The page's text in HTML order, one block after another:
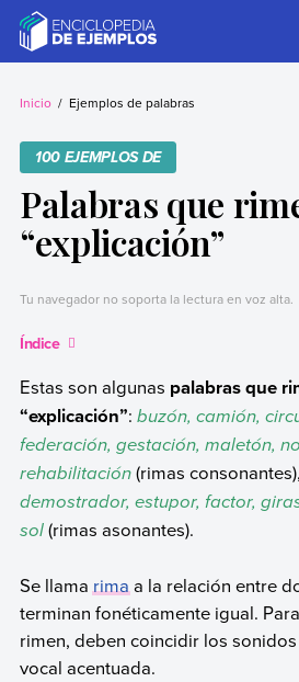
contentEjemplos
Necesitas ejemplos.
Inicio Ejemplos de palabras
100 EJEMPLOS DE
Palabras que
“explicación”
Tu navegador no soporta la lectura en voz alta.
Índice
Estas son algunas palabras que
“explicación”: buzón, camión,
federación, gestación, maletón,
rehabilitación(rimas consonantes),
demostrador, estupor, factor,
sol(rimas asonantes).
Se llamarimaa la relación entre
terminan fonéticamente igual.
rimen, deben coincidir los
vocal acentuada.